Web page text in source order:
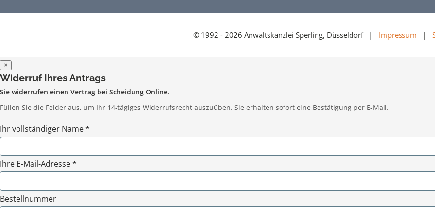
© 1992 - 2026 Anwaltskanzlei Sperling, Düsseldorf | Impressum |
×
Widerruf Ihres Antrags
Sie widerrufen einen Vertrag bei Scheidung Online.
Füllen Sie die Felder aus, um Ihr 14-tägiges Widerrufsrecht auszuüben. Sie erhalten sofort eine Bestätigung per E-Mail.
Ihr vollständiger Name *
Ihre E-Mail-Adresse *
Bestellnummer